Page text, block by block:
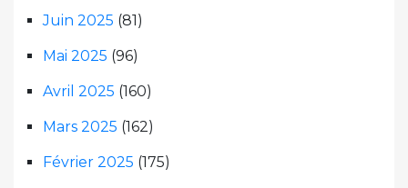
Juin 2025 (81)
Mai 2025 (96)
Avril 2025 (160)
Mars 2025 (162)
Février 2025 (175)